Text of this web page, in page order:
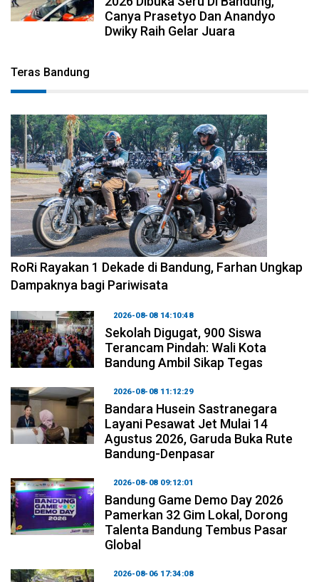
Canya Prasetyo Dan Anandyo
Dwiky Raih Gelar Juara
Teras Bandung
2026-08-09 09:55:44
RoRi Rayakan 1 Dekade di Bandung, Farhan Ungkap
Dampaknya bagi Pariwisata
2026-08-08 14:10:48
Sekolah Digugat, 900 Siswa
Terancam Pindah: Wali Kota
Bandung Ambil Sikap Tegas
2026-08-08 11:12:29
Bandara Husein Sastranegara
Layani Pesawat Jet Mulai 14
Agustus 2026, Garuda Buka Rute
Bandung-Denpasar
2026-08-08 09:12:01
Bandung Game Demo Day 2026
Pamerkan 32 Gim Lokal, Dorong
Talenta Bandung Tembus Pasar
Global
2026-08-06 17:34:08